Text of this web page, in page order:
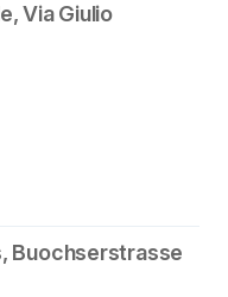
Via Giulio
Buochserstrasse